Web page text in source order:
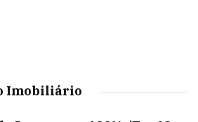
Imobiliário